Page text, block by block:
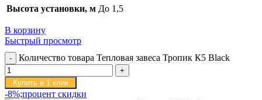
Высота установки, м До 1,5
В корзину
Быстрый просмотр
Количество товара Тепловая завеса Тропик К5 Black
Купить в 1 клик
-8%;процент скидки